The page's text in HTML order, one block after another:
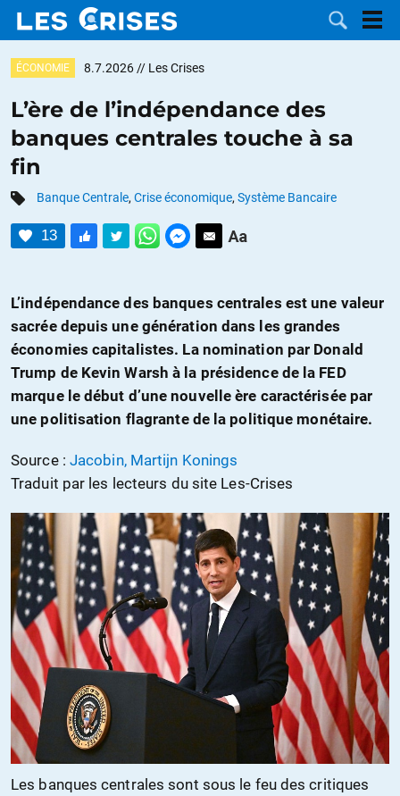
LES
DOSSIERS
CATÉGORIES
MOTS CLÉS
CONTACTER
FAIRE UN
DON
ÉCONOMIE 8.7.2026 // Les Crises
L’ère de l’indépendance des
banques centrales touche à sa
fin
Banque Centrale, Crise économique, Système Bancaire
13
L’indépendance des banques centrales est une valeur
sacrée depuis une génération dans les grandes
économies capitalistes. La nomination par Donald
Trump de Kevin Warsh à la présidence de la FED
marque le début d’une nouvelle ère caractérisée par
une politisation flagrante de la politique monétaire.
Source : Jacobin, Martijn Konings
Traduit par les lecteurs du site Les-Crises
Les banques centrales sont sous le feu des critiques